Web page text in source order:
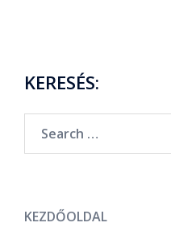
KERESÉS:
KEZDŐOLDAL